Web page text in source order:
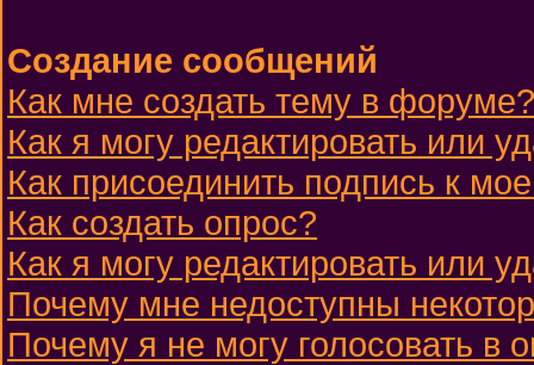
Создание сообщений
Как мне создать тему в форуме?
Как я могу редактировать или
Как присоединить подпись к
Как создать опрос?
Как я могу редактировать или
Почему мне недоступны
Почему я не могу голосовать в